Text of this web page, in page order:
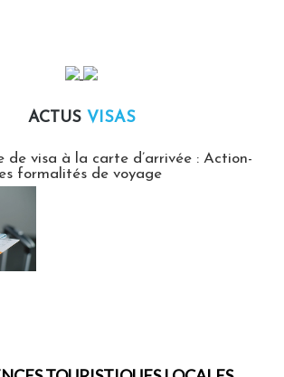
ACTUS VISAS
de visa à la carte d’arrivée : Action-
formalités de voyage